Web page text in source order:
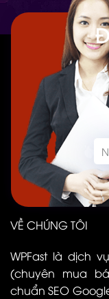
VỀ CHÚNG TÔI
WPFast là dịch
(chuyên mua
chuẩn SEO